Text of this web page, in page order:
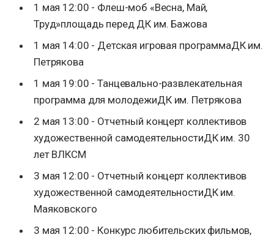
1 мая 12:00 - Флеш-моб «Весна, Май,
Труд»площадь перед ДК им. Бажова
1 мая 14:00 - Детская игровая программаДК им.
Петрякова
1 мая 19:00 - Танцевально-развлекательная
программа для молодежиДК им. Петрякова
2 мая 13:00 - Отчетный концерт коллективов
художественной самодеятельностиДК им. 30
лет ВЛКСМ
3 мая 12:00 - Отчетный концерт коллективов
художественной самодеятельностиДК им.
Маяковского
3 мая 12:00 - Конкурс любительских фильмов,